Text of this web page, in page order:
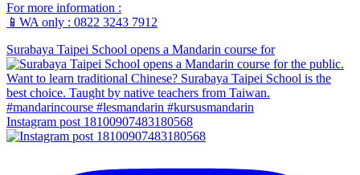
For more information :
📱WA only : 0822 3243 7912
Surabaya Taipei School opens a Mandarin course for
Instagram post 18100907483180568